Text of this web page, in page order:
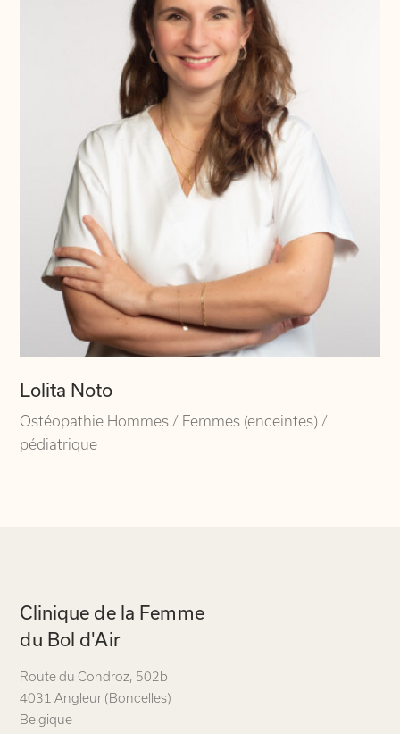
Lolita Noto
Ostéopathie Hommes / Femmes (enceintes) /
pédiatrique
Navigation
secondaire
Clinique de la Femme
du Bol d'Air
Route du Condroz, 502b
4031 Angleur (Boncelles)
Belgique